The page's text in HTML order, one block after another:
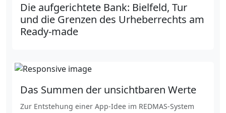
Die aufgerichtete Bank: Bielfeld, Tur
und die Grenzen des Urheberrechts am
Ready-made
Das Summen der unsichtbaren Werte
Zur Entstehung einer App-Idee im REDMAS-System